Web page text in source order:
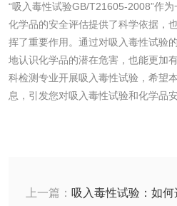
“吸入毒性试验GB/T21605-2008”作
化学品的安全评估提供了科学依据，
挥了重要作用。通过对吸入毒性试验
地认识化学品的潜在危害，也能更加
科检测专业开展吸入毒性试验，希望
息，引发您对吸入毒性试验和化学品安
上一篇： 吸入毒性试验：如
生物柴油检
防冻液检测
齿轮油检测